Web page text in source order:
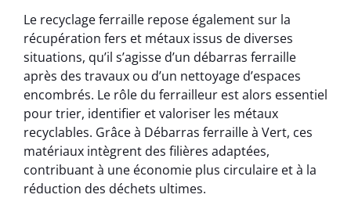
Le recyclage ferraille repose également sur la
récupération fers et métaux issus de diverses
situations, qu’il s’agisse d’un débarras ferraille
après des travaux ou d’un nettoyage d’espaces
encombrés. Le rôle du ferrailleur est alors essentiel
pour trier, identifier et valoriser les métaux
recyclables. Grâce à Débarras ferraille à Vert, ces
matériaux intègrent des filières adaptées,
contribuant à une économie plus circulaire et à la
réduction des déchets ultimes.